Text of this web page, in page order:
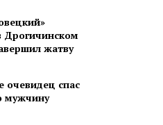
Дрогичинском
жатву
очевидец спас
мужчину